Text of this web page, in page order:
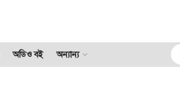
অডিও বই অন্যান্য